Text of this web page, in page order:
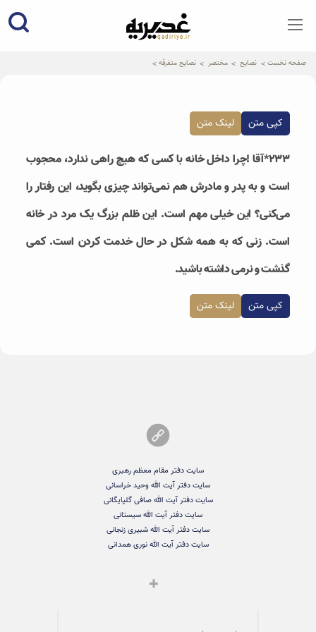
qadiriye.ir
نشریه ی غدیریه-بیانات استاد
صفحه نخست نصایح مختصر نصایح متفرقه
کپی متن لینک متن
۲۳۳*آقا !چرا داخل خانه با کسی که هیچ راهی ندارد، محجوب
است و به پدر و مادرش هم نمی‌تواند چیزی بگوید، این رفتار را
می‌کنی؟ این خیلی مهم است. این ظلم بزرگ یک مرد در خانه
است. زنی که به همه شکل در حال خدمت کردن است. کمی
گذشت و نرمی داشته باشید.
کپی متن لینک متن
سایت دفتر مقام معظم رهبری
سایت دفتر آیت الله وحید خراسانی
سایت دفتر آیت الله صافی گلپایگانی
سایت دفتر آیت الله سیستانی
سایت دفتر آیت الله شبیری زنجانی
سایت دفتر آیت الله نوری همدانی